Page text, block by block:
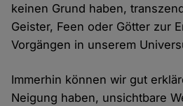
keinen Grund haben,
Geister, Feen oder Götter zur
Vorgängen in unserem
Immerhin können wir gut
Neigung haben, unsichtbare